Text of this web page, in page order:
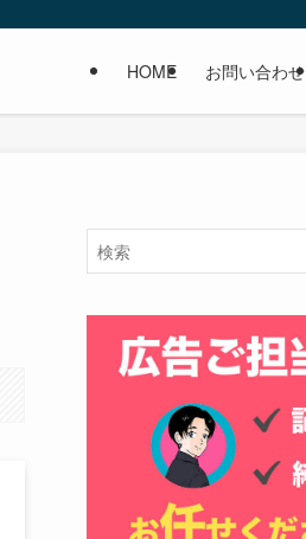
HOME お問い合わせ